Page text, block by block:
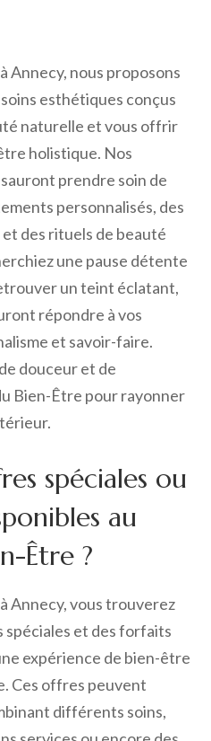
Annecy, nous proposons
esthétiques conçus
naturelle et vous offrir
holistique. Nos
prendre soin de
personnalisés, des
des rituels de beauté
une pause détente
un teint éclatant,
répondre à vos
et savoir-faire.
douceur et de
Bien-Être pour rayonner
spéciales ou
au
Être ?
Annecy, vous trouverez
et des forfaits
expérience de bien-être
Ces offres peuvent
différents soins,